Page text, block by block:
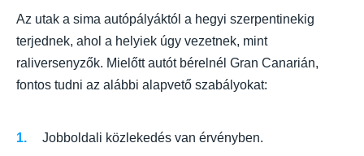
Az utak a sima autópályáktól a hegyi szerpentinekig
terjednek, ahol a helyiek úgy vezetnek, mint
raliversenyzők. Mielőtt autót bérelnél Gran Canarián,
fontos tudni az alábbi alapvető szabályokat:
Jobboldali közlekedés van érvényben.